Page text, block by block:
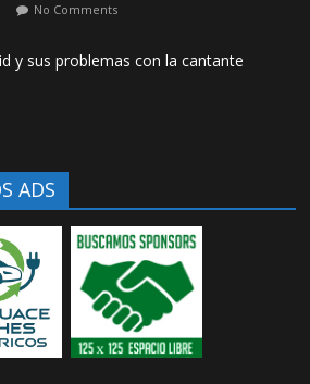
No Comments
y sus problemas con la cantante
ADS